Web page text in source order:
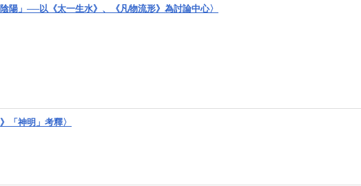
陰陽」──以《太一生水》、《凡物流形》為討論中心〉
「神明」考釋〉